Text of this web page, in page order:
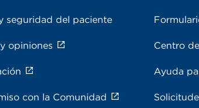
seguridad del paciente
opiniones
con la Comunidad
Centro
Ayuda